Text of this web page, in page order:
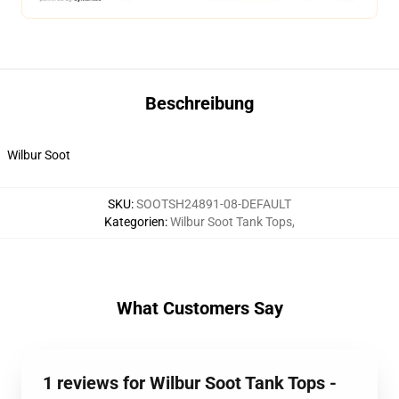
Beschreibung
Wilbur Soot
SKU:SOOTSH24891-08-DEFAULT
Kategorien:Wilbur Soot Tank Tops,
What Customers Say
1 reviews for Wilbur Soot Tank Tops -